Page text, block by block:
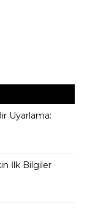
Uyarlama:
İlk Bilgiler